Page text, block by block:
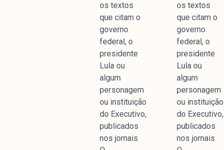
os textos
que citam o
governo
federal, o
presidente
Lula ou
algum
personagem
ou instituição
do Executivo,
publicados
nos jornais
os textos
que citam o
governo
federal, o
presidente
Lula ou
algum
personagem
ou instituição
do Executivo,
publicados
nos jornais